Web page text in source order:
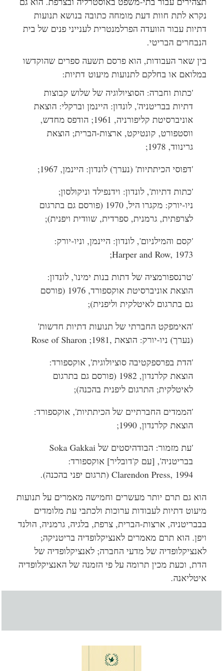
נקרא לתת חוות דעת מומחה כתובה בנושא תנועות
דתיות עבור הוועדה הפרלמנטרית לענייני פנים של בית
הנבחרים הבריטי.
בין שאר העבודות, הוא פרסם תשעה ספרים שהוקדשו
במלואם או בחלקם לתנועות מיעוט דתיות:
'כתות וחברה: הסוציולוגיה של שלוש קבוצות
דתיות בבריטניה', לונדון: היינמן וברקלי: הוצאת
אוניברסיטת קליפורניה, 1961; הודפס מחדש,
ווסטפורט, קונטיקט, ארצות-הברית; הוצאת
גרינווד, 1978;
'דפוסי הכיתתיות' (נערך) לונדון: היינמן, 1967;
'כתות דתיות', לונדון: וידנפילד וניקולסון;
ניו-יורק: מקגרו היל, 1970 (פורסם גם בתרגום
לצרפתית, גרמנית, ספרדית, שוודית ויפנית);
'קסם והמילניום', לונדון: היינמן, וניו-יורק:
Harper and Row, 1973;
'טרנספורמציה של דתות בנות ימינו', לונדון:
הוצאת אוניברסיטת אוקספורד, 1976 (פורסם
גם בתרגום לאיטלקית וליפנית);
'האימפקט החברתי של תנועות דתיות חדשות'
(נערך) ניו-יורק: הוצאת ,Rose of Sharon ;1981
'הדת בפרספקטיבה סוציולוגית', אוקספורד:
הוצאת קלרנדון, 1982 (פורסם גם בתרגום
לאיטלקית; התרגום ליפנית בהכנה);
'הממדים החברתיים של הכיתתיות', אוקספורד:
הוצאת קלרנדון, 1990;
'עת מזמור: הבודהיסטים של Soka Gakkai
בבריטניה', [עם ק'דובליר] אוקספורד:
Clarendon Press, 1994 (תרגום יפני בהכנה).
הוא גם תרם יותר מעשרים וחמישה מאמרים על תנועות
מיעוט דתיות לעבודות ערוכות ולכתבי עת מלומדים
בבבריטניה, ארצות-הברית, צרפת, בלגיה, גרמניה, הולנד
ויפן. הוא תרם מאמרים לאנציקלופדיה בריטניקה;
לאנציקלופדיה של מדעי החברה; לאנציקלופדיה של
הדת,וכעת מכין תרומה על פי הזמנה של האנציקלופדיה
איטליאנה.